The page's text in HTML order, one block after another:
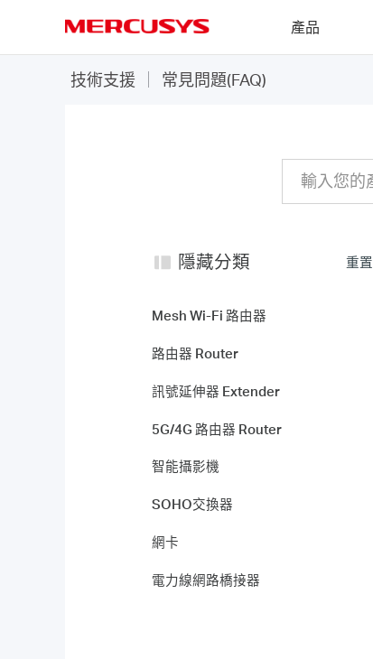
產品
技術支援 常見問題(FAQ)
隱藏分類 重置
Mesh Wi-Fi 路由器
路由器 Router
訊號延伸器 Extender
5G/4G 路由器 Router
智能攝影機
SOHO交換器
網卡
電力線網路橋接器